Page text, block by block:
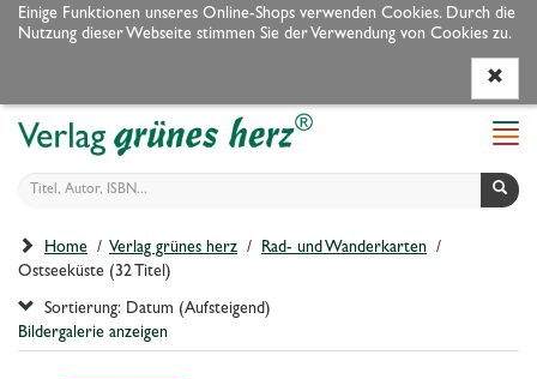
Einige Funktionen unseres Online-Shops verwenden Cookies. Durch die
Nutzung dieser Webseite stimmen Sie der Verwendung von Cookies zu.
Home / Verlag grünes herz / Rad- und Wanderkarten /
Ostseeküste (32 Titel)
Sortierung: Datum (Aufsteigend)
Bildergalerie anzeigen